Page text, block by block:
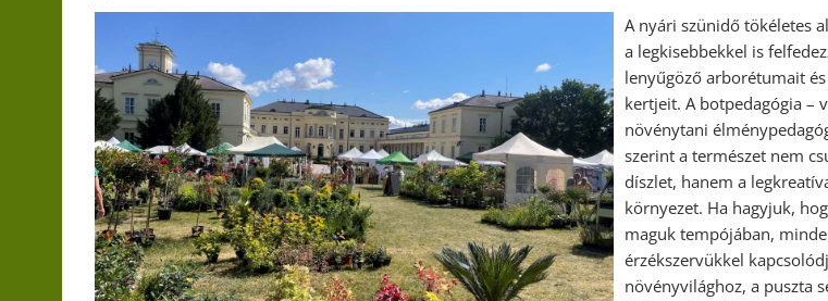
A nyári szünidő tökéletes
a legkisebbekkel is
lenyűgöző arborétumait
kertjeit. A botpedagógia –
növénytani
szerint a természet nem
díszlet, hanem a
környezet. Ha hagyjuk,
maguk tempójában,
érzékszervükkel
növényvilághoz, a puszta